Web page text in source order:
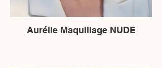
Aurélie Maquillage NUDE